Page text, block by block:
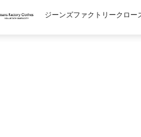
ジーンズファクトリークロー